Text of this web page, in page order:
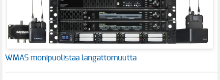
WMAS monipuolistaa langattomuutta